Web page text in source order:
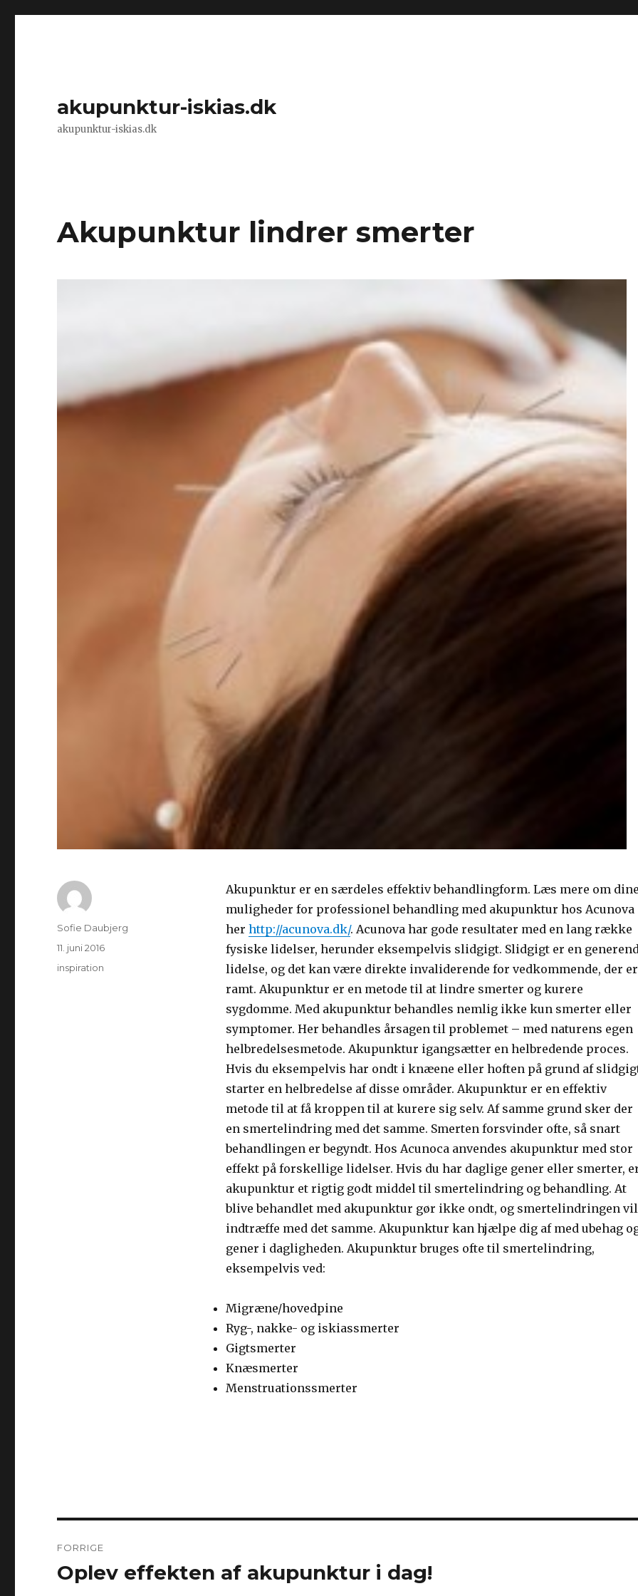
akupunktur-iskias.dk
akupunktur-iskias.dk
Akupunktur lindrer smerter
Akupunktur er en særdeles effektiv behandlingform. Læs mere om dine
muligheder for professionel behandling med akupunktur hos Acunova
her http://acunova.dk/. Acunova har gode resultater med en lang række
fysiske lidelser, herunder eksempelvis slidgigt. Slidgigt er en
lidelse, og det kan være direkte invaliderende for vedkommende, der er
ramt. Akupunktur er en metode til at lindre smerter og kurere
sygdomme. Med akupunktur behandles nemlig ikke kun smerter eller
symptomer. Her behandles årsagen til problemet – med naturens egen
helbredelsesmetode. Akupunktur igangsætter en helbredende proces.
Hvis du eksempelvis har ondt i knæene eller hoften på grund af
starter en helbredelse af disse områder. Akupunktur er en effektiv
metode til at få kroppen til at kurere sig selv. Af samme grund sker der
en smertelindring med det samme. Smerten forsvinder ofte, så snart
behandlingen er begyndt. Hos Acunoca anvendes akupunktur med stor
effekt på forskellige lidelser. Hvis du har daglige gener eller smerter,
akupunktur et rigtig godt middel til smertelindring og behandling. At
blive behandlet med akupunktur gør ikke ondt, og smertelindringen vil
indtræffe med det samme. Akupunktur kan hjælpe dig af med ubehag
gener i dagligheden. Akupunktur bruges ofte til smertelindring,
eksempelvis ved:
Migræne/hovedpine
Ryg-, nakke- og iskiassmerter
Gigtsmerter
Knæsmerter
Menstruationssmerter
Forfatter
Sofie Daubjerg
Udgivet
11. juni 2016
Kategorier
inspiration
FORRIGE
Forrige
Oplev effekten af akupunktur i dag!